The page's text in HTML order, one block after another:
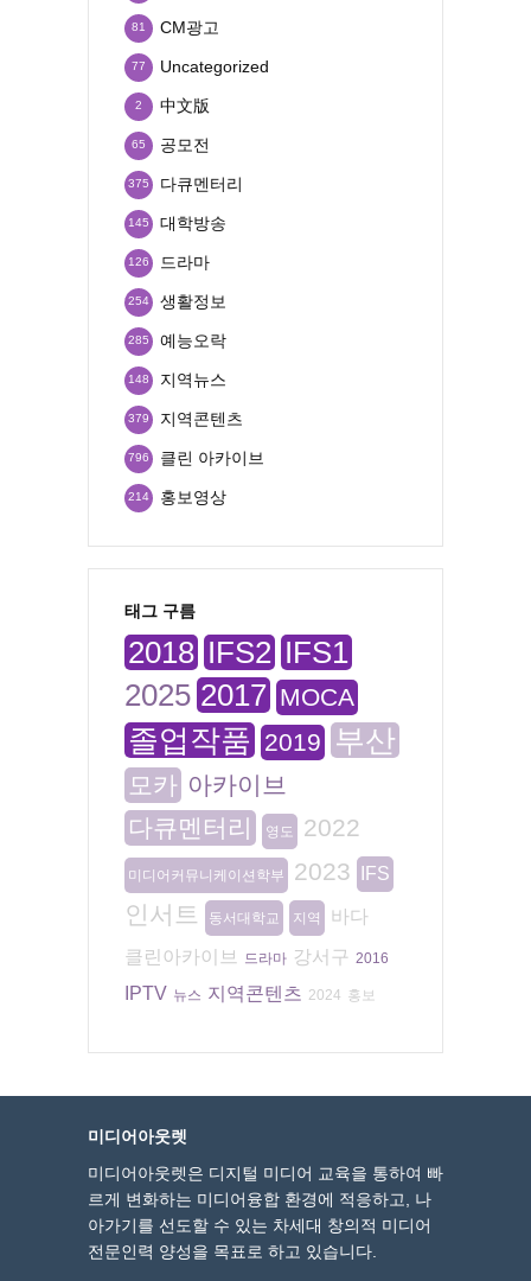
CM광고
81
Uncategorized
77
中文版
2
공모전
65
다큐멘터리
375
대학방송
145
드라마
126
생활정보
254
예능오락
285
지역뉴스
148
지역콘텐츠
379
클린 아카이브
796
홍보영상
214
태그 구름
2018 IFS2 IFS1
2025 2017 MOCA
졸업작품 2019 부산
모카 아카이브
다큐멘터리
영도 2022
미디어커뮤니케이션학부 2023 IFS
인서트 동서대학교 지역
바다
클린아카이브
드라마 강서구 2016
IPTV 뉴스 지역콘텐츠 2024 홍보
미디어아웃렛
미디어아웃렛은 디지털 미디어 교육을 통하여 빠
르게 변화하는 미디어융합 환경에 적응하고, 나
아가기를 선도할 수 있는 차세대 창의적 미디어
전문인력 양성을 목표로 하고 있습니다.